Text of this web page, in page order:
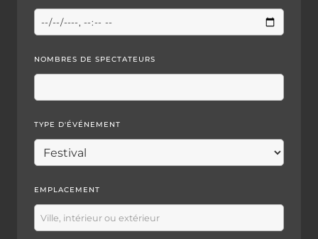
NOMBRES DE SPECTATEURS
TYPE D'ÉVÉNEMENT
EMPLACEMENT